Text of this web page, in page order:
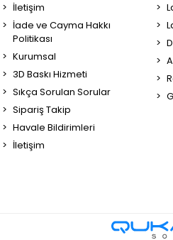
İletişim
İade ve Cayma Hakkı
Politikası
Kurumsal
3D Baskı Hizmeti
Sıkça Sorulan Sorular
Sipariş Takip
Havale Bildirimleri
İletişim